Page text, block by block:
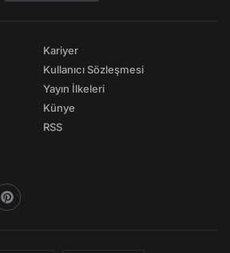
Kariyer
Kullanıcı Sözleşmesi
Yayın İlkeleri
Künye
RSS